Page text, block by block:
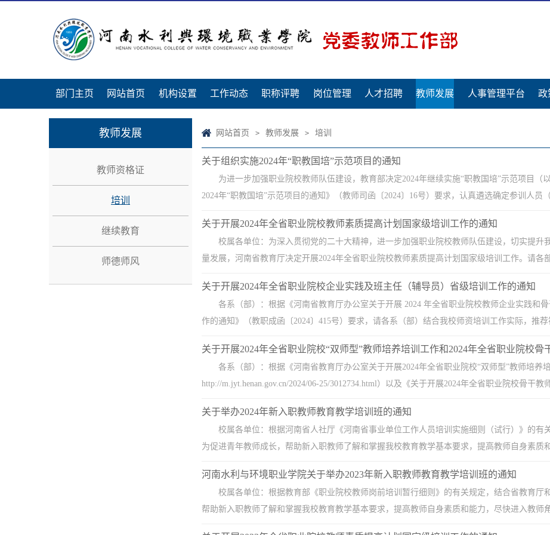
部门主页 网站首页 机构设置 工作动态 职称评聘 岗位管理 人才招聘 教师发展 人事管理平台 政
教师发展
教师资格证
培训
继续教育
师德师风
网站首页 > 教师发展 > 培训
关于组织实施2024年“职教国培”示范项目的通知
为进一步加强职业院校教师队伍建设，教育部决定2024年继续实施“职教国培”示范项目
2024年“职教国培”示范项目的通知》（教师司函〔2024〕16号）要求，认真遴选确定参训人员
关于开展2024年全省职业院校教师素质提高计划国家级培训工作的通知
校属各单位：为深入贯彻党的二十大精神，进一步加强职业院校教师队伍建设，切实提
量发展，河南省教育厅决定开展2024年全省职业院校教师素质提高计划国家级培训工作。请各
关于开展2024年全省职业院校企业实践及班主任（辅导员）省级培训工作的通知
各系（部）：根据《河南省教育厅办公室关于开展 2024 年全省职业院校教师企业实践和
作的通知》（教职成函〔2024〕415号）要求，请各系（部）结合我校师资培训工作实际，推
关于开展2024年全省职业院校“双师型”教师培养培训工作和2024年全省职业院校骨
各系（部）：根据《河南省教育厅办公室关于开展2024年全省职业院校“双师型”教师培养
http://m.jyt.henan.gov.cn/2024/06-25/3012734.html）以及《关于开展2024年全省职业院校骨干
关于举办2024年新入职教师教育教学培训班的通知
校属各单位：根据河南省人社厅《河南省事业单位工作人员培训实施细则（试行）》的有
为促进青年教师成长，帮助新入职教师了解和掌握我校教育教学基本要求，提高教师自身素质
河南水利与环境职业学院关于举办2023年新入职教师教育教学培训班的通知
校属各单位：根据教育部《职业院校教师岗前培训暂行细则》的有关规定，结合省教育厅
帮助新入职教师了解和掌握我校教育教学基本要求，提高教师自身素质和能力，尽快进入教师